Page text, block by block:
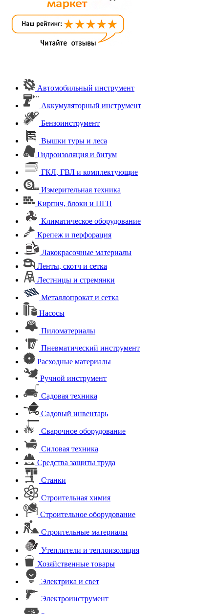
Автомобильный инструмент
Аккумуляторный инструмент
Бензоинструмент
Вышки туры и леса
Гидроизоляция и битум
ГКЛ, ГВЛ и комплектующие
Измерительная техника
Кирпич, блоки и ПГП
Климатическое оборудование
Крепеж и перфорация
Лакокрасочные материалы
Ленты, скотч и сетка
Лестницы и стремянки
Металлопрокат и сетка
Насосы
Пиломатериалы
Пневматический инструмент
Расходные материалы
Ручной инструмент
Садовая техника
Садовый инвентарь
Сварочное оборудование
Силовая техника
Средства защиты труда
Станки
Строительная химия
Строительное оборудование
Строительные материалы
Утеплители и теплоизоляция
Хозяйственные товары
Электрика и свет
Электроинструмент